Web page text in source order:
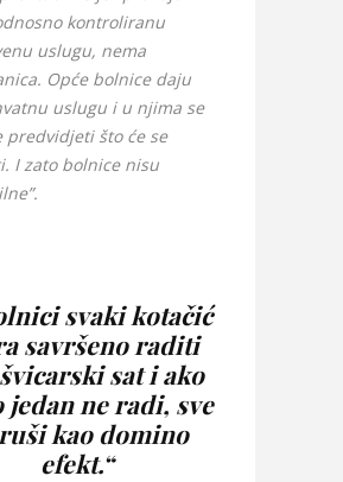
kontroliranu
uslugu, nema
Opće bolnice daju
uslugu i u njima se
predvidjeti što će se
I zato bolnice nisu
svaki kotačić
savršeno raditi
sat i ako
jedan ne radi, sve
kao domino
efekt.“